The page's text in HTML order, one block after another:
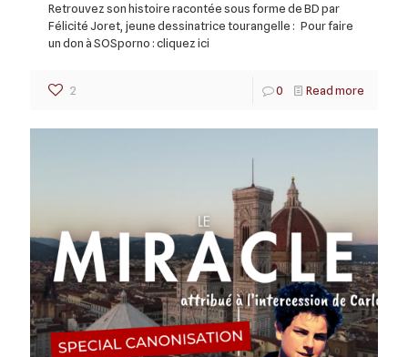
Retrouvez son histoire racontée sous forme de BD par
Félicité Joret, jeune dessinatrice tourangelle : Pour faire
un don à SOSporno : cliquez ici
2 0 Read more